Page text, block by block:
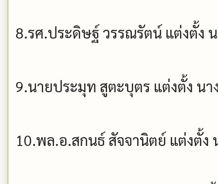
8.รศ.ประดิษฐ์ วรรณรัตน์ แต่งตั้ง
9.นายประมุท สูตะบุตร แต่งตั้ง นา
10.พล.อ.สกนธ์ สัจจานิตย์ แต่งตั้ง